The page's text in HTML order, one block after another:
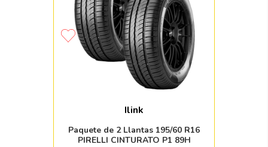
Ilink
Paquete de 2 Llantas 195/60 R16
PIRELLI CINTURATO P1 89H